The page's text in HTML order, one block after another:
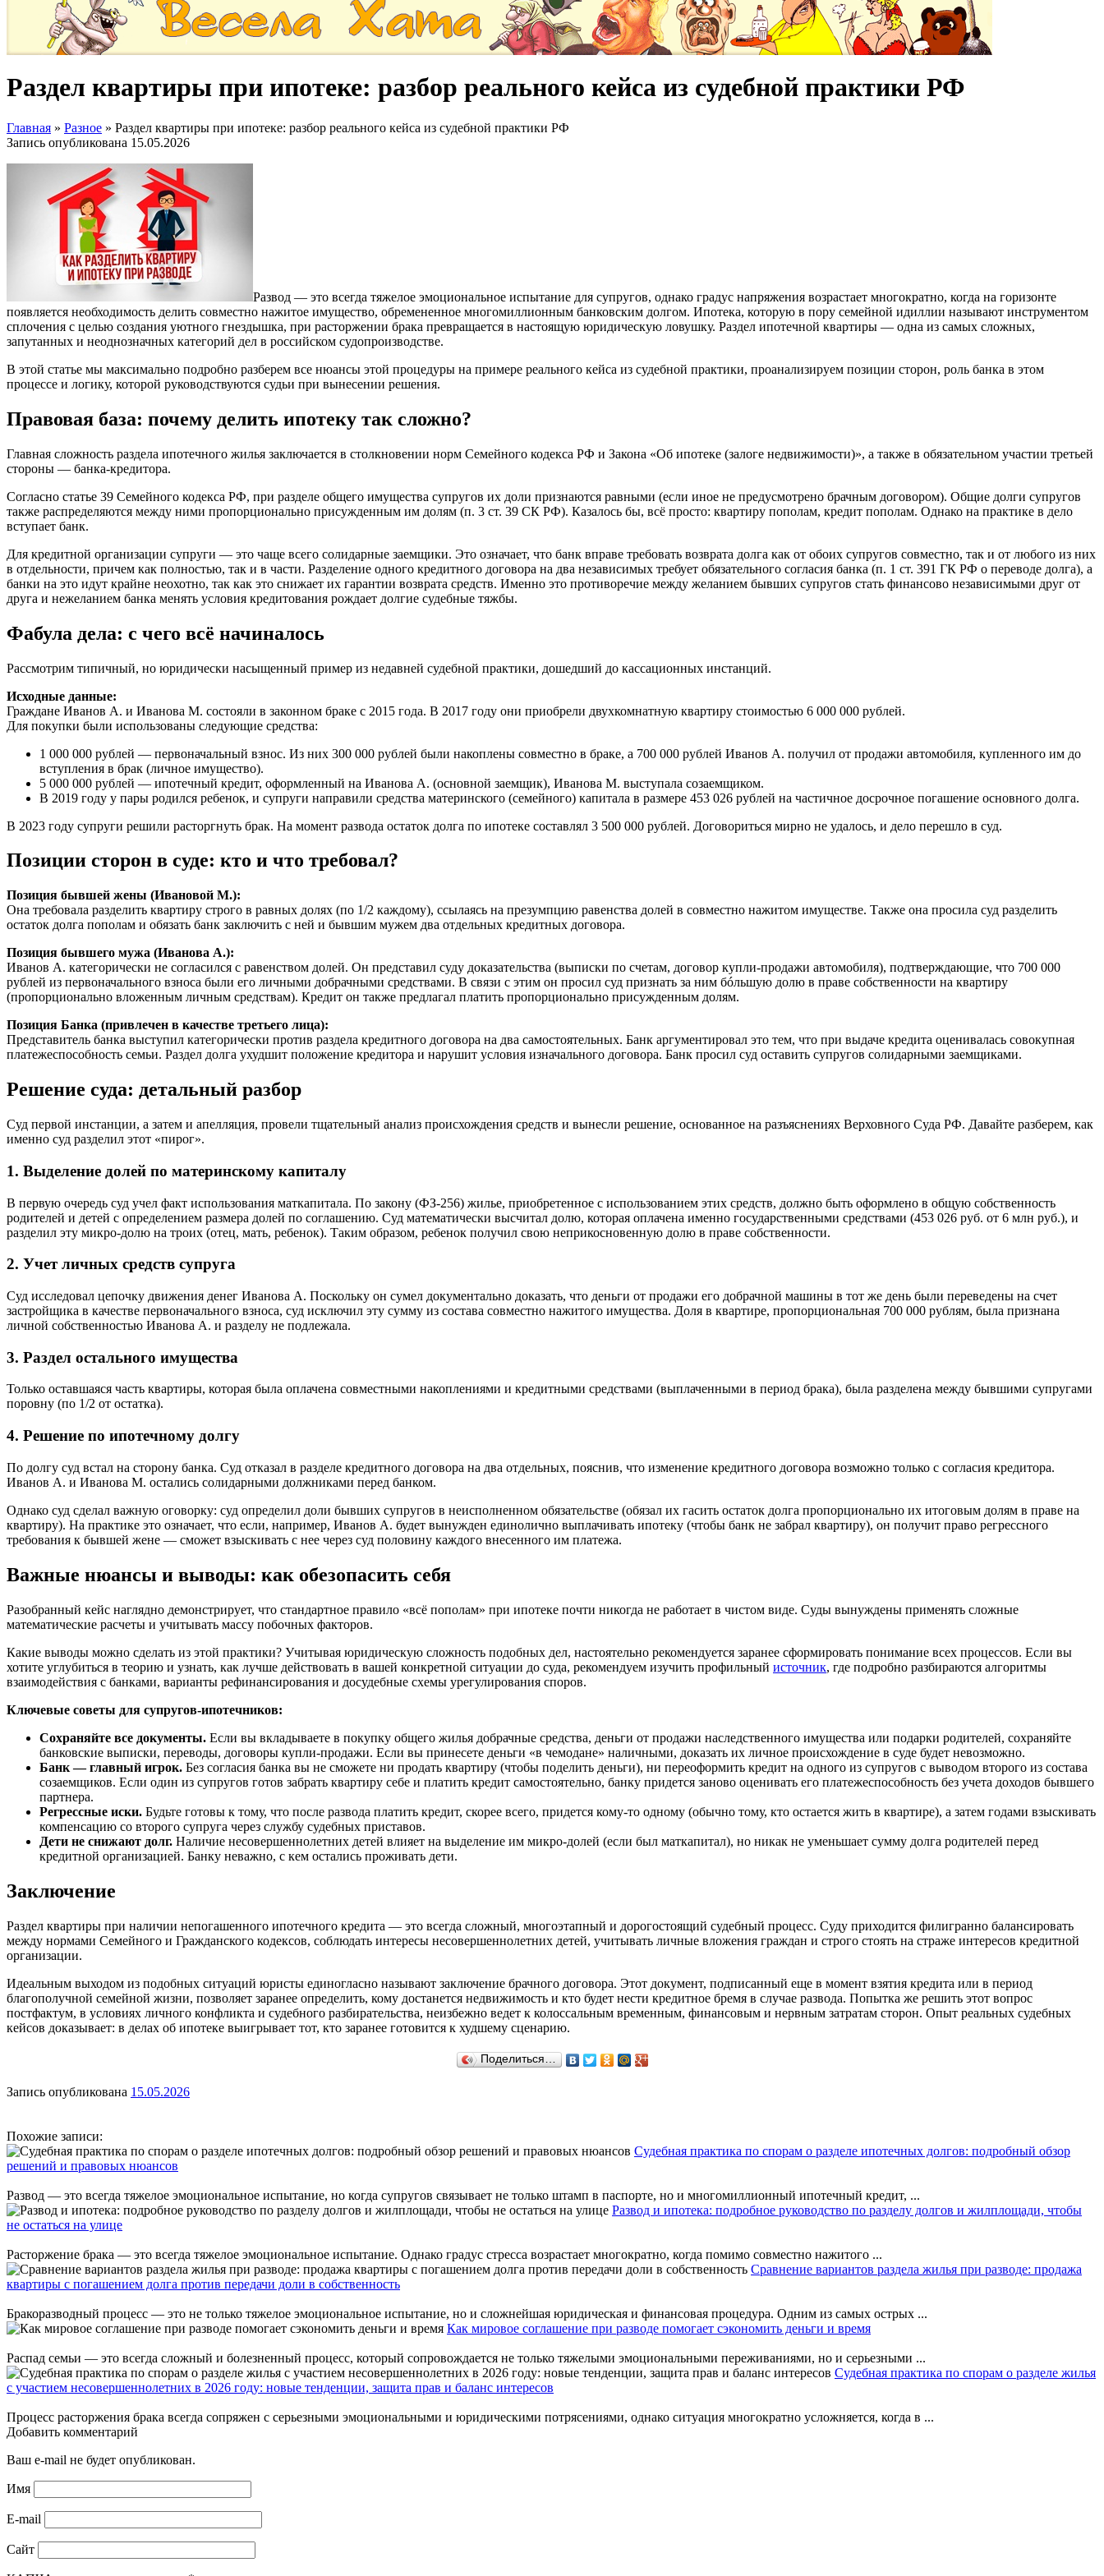
Раздел квартиры при ипотеке: разбор реального кейса из судебной практики РФ
Главная » Разное » Раздел квартиры при ипотеке: разбор реального кейса из судебной практики РФ
Запись опубликована 15.05.2026
Развод — это всегда тяжелое эмоциональное испытание для супругов, однако градус напряжения возрастает многократно, когда на горизонте
появляется необходимость делить совместно нажитое имущество, обремененное многомиллионным банковским долгом. Ипотека, которую в пору семейной идиллии называют инструментом
сплочения с целью создания уютного гнездышка, при расторжении брака превращается в настоящую юридическую ловушку. Раздел ипотечной квартиры — одна из самых сложных,
запутанных и неоднозначных категорий дел в российском судопроизводстве.
В этой статье мы максимально подробно разберем все нюансы этой процедуры на примере реального кейса из судебной практики, проанализируем позиции сторон, роль банка в этом
процессе и логику, которой руководствуются судьи при вынесении решения.
Правовая база: почему делить ипотеку так сложно?
Главная сложность раздела ипотечного жилья заключается в столкновении норм Семейного кодекса РФ и Закона «Об ипотеке (залоге недвижимости)», а также в обязательном участии третьей
стороны — банка-кредитора.
Согласно статье 39 Семейного кодекса РФ, при разделе общего имущества супругов их доли признаются равными (если иное не предусмотрено брачным договором). Общие долги супругов
также распределяются между ними пропорционально присужденным им долям (п. 3 ст. 39 СК РФ). Казалось бы, всё просто: квартиру пополам, кредит пополам. Однако на практике в дело
вступает банк.
Для кредитной организации супруги — это чаще всего солидарные заемщики. Это означает, что банк вправе требовать возврата долга как от обоих супругов совместно, так и от любого из них
в отдельности, причем как полностью, так и в части. Разделение одного кредитного договора на два независимых требует обязательного согласия банка (п. 1 ст. 391 ГК РФ о переводе долга), а
банки на это идут крайне неохотно, так как это снижает их гарантии возврата средств. Именно это противоречие между желанием бывших супругов стать финансово независимыми друг от
друга и нежеланием банка менять условия кредитования рождает долгие судебные тяжбы.
Фабула дела: с чего всё начиналось
Рассмотрим типичный, но юридически насыщенный пример из недавней судебной практики, дошедший до кассационных инстанций.
Исходные данные:
Граждане Иванов А. и Иванова М. состояли в законном браке с 2015 года. В 2017 году они приобрели двухкомнатную квартиру стоимостью 6 000 000 рублей.
Для покупки были использованы следующие средства:
1 000 000 рублей — первоначальный взнос. Из них 300 000 рублей были накоплены совместно в браке, а 700 000 рублей Иванов А. получил от продажи автомобиля, купленного им до
вступления в брак (личное имущество).
5 000 000 рублей — ипотечный кредит, оформленный на Иванова А. (основной заемщик), Иванова М. выступала созаемщиком.
В 2019 году у пары родился ребенок, и супруги направили средства материнского (семейного) капитала в размере 453 026 рублей на частичное досрочное погашение основного долга.
В 2023 году супруги решили расторгнуть брак. На момент развода остаток долга по ипотеке составлял 3 500 000 рублей. Договориться мирно не удалось, и дело перешло в суд.
Позиции сторон в суде: кто и что требовал?
Позиция бывшей жены (Ивановой М.):
Она требовала разделить квартиру строго в равных долях (по 1/2 каждому), ссылаясь на презумпцию равенства долей в совместно нажитом имуществе. Также она просила суд разделить
остаток долга пополам и обязать банк заключить с ней и бывшим мужем два отдельных кредитных договора.
Позиция бывшего мужа (Иванова А.):
Иванов А. категорически не согласился с равенством долей. Он представил суду доказательства (выписки по счетам, договор купли-продажи автомобиля), подтверждающие, что 700 000
рублей из первоначального взноса были его личными добрачными средствами. В связи с этим он просил суд признать за ним бóльшую долю в праве собственности на квартиру
(пропорционально вложенным личным средствам). Кредит он также предлагал платить пропорционально присужденным долям.
Позиция Банка (привлечен в качестве третьего лица):
Представитель банка выступил категорически против раздела кредитного договора на два самостоятельных. Банк аргументировал это тем, что при выдаче кредита оценивалась совокупная
платежеспособность семьи. Раздел долга ухудшит положение кредитора и нарушит условия изначального договора. Банк просил суд оставить супругов солидарными заемщиками.
Решение суда: детальный разбор
Суд первой инстанции, а затем и апелляция, провели тщательный анализ происхождения средств и вынесли решение, основанное на разъяснениях Верховного Суда РФ. Давайте разберем, как
именно суд разделил этот «пирог».
1. Выделение долей по материнскому капиталу
В первую очередь суд учел факт использования маткапитала. По закону (ФЗ-256) жилье, приобретенное с использованием этих средств, должно быть оформлено в общую собственность
родителей и детей с определением размера долей по соглашению. Суд математически высчитал долю, которая оплачена именно государственными средствами (453 026 руб. от 6 млн руб.), и
разделил эту микро-долю на троих (отец, мать, ребенок). Таким образом, ребенок получил свою неприкосновенную долю в праве собственности.
2. Учет личных средств супруга
Суд исследовал цепочку движения денег Иванова А. Поскольку он сумел документально доказать, что деньги от продажи его добрачной машины в тот же день были переведены на счет
застройщика в качестве первоначального взноса, суд исключил эту сумму из состава совместно нажитого имущества. Доля в квартире, пропорциональная 700 000 рублям, была признана
личной собственностью Иванова А. и разделу не подлежала.
3. Раздел остального имущества
Только оставшаяся часть квартиры, которая была оплачена совместными накоплениями и кредитными средствами (выплаченными в период брака), была разделена между бывшими супругами
поровну (по 1/2 от остатка).
4. Решение по ипотечному долгу
По долгу суд встал на сторону банка. Суд отказал в разделе кредитного договора на два отдельных, пояснив, что изменение кредитного договора возможно только с согласия кредитора.
Иванов А. и Иванова М. остались солидарными должниками перед банком.
Однако суд сделал важную оговорку: суд определил доли бывших супругов в неисполненном обязательстве (обязал их гасить остаток долга пропорционально их итоговым долям в праве на
квартиру). На практике это означает, что если, например, Иванов А. будет вынужден единолично выплачивать ипотеку (чтобы банк не забрал квартиру), он получит право регрессного
требования к бывшей жене — сможет взыскивать с нее через суд половину каждого внесенного им платежа.
Важные нюансы и выводы: как обезопасить себя
Разобранный кейс наглядно демонстрирует, что стандартное правило «всё пополам» при ипотеке почти никогда не работает в чистом виде. Суды вынуждены применять сложные
математические расчеты и учитывать массу побочных факторов.
Какие выводы можно сделать из этой практики? Учитывая юридическую сложность подобных дел, настоятельно рекомендуется заранее сформировать понимание всех процессов. Если вы
хотите углубиться в теорию и узнать, как лучше действовать в вашей конкретной ситуации до суда, рекомендуем изучить профильный источник, где подробно разбираются алгоритмы
взаимодействия с банками, варианты рефинансирования и досудебные схемы урегулирования споров.
Ключевые советы для супругов-ипотечников:
Сохраняйте все документы. Если вы вкладываете в покупку общего жилья добрачные средства, деньги от продажи наследственного имущества или подарки родителей, сохраняйте
банковские выписки, переводы, договоры купли-продажи. Если вы принесете деньги «в чемодане» наличными, доказать их личное происхождение в суде будет невозможно.
Банк — главный игрок. Без согласия банка вы не сможете ни продать квартиру (чтобы поделить деньги), ни переоформить кредит на одного из супругов с выводом второго из состава
созаемщиков. Если один из супругов готов забрать квартиру себе и платить кредит самостоятельно, банку придется заново оценивать его платежеспособность без учета доходов бывшего
партнера.
Регрессные иски. Будьте готовы к тому, что после развода платить кредит, скорее всего, придется кому-то одному (обычно тому, кто остается жить в квартире), а затем годами взыскивать
компенсацию со второго супруга через службу судебных приставов.
Дети не снижают долг. Наличие несовершеннолетних детей влияет на выделение им микро-долей (если был маткапитал), но никак не уменьшает сумму долга родителей перед
кредитной организацией. Банку неважно, с кем остались проживать дети.
Заключение
Раздел квартиры при наличии непогашенного ипотечного кредита — это всегда сложный, многоэтапный и дорогостоящий судебный процесс. Суду приходится филигранно балансировать
между нормами Семейного и Гражданского кодексов, соблюдать интересы несовершеннолетних детей, учитывать личные вложения граждан и строго стоять на страже интересов кредитной
организации.
Идеальным выходом из подобных ситуаций юристы единогласно называют заключение брачного договора. Этот документ, подписанный еще в момент взятия кредита или в период
благополучной семейной жизни, позволяет заранее определить, кому достанется недвижимость и кто будет нести кредитное бремя в случае развода. Попытка же решить этот вопрос
постфактум, в условиях личного конфликта и судебного разбирательства, неизбежно ведет к колоссальным временным, финансовым и нервным затратам сторон. Опыт реальных судебных
кейсов доказывает: в делах об ипотеке выигрывает тот, кто заранее готовится к худшему сценарию.
Поделиться…
Запись опубликована 15.05.2026
Похожие записи:
Судебная практика по спорам о разделе ипотечных долгов: подробный обзор
решений и правовых нюансов
Развод — это всегда тяжелое эмоциональное испытание, но когда супругов связывает не только штамп в паспорте, но и многомиллионный ипотечный кредит, ...
Развод и ипотека: подробное руководство по разделу долгов и жилплощади, чтобы
не остаться на улице
Расторжение брака — это всегда тяжелое эмоциональное испытание. Однако градус стресса возрастает многократно, когда помимо совместно нажитого ...
Сравнение вариантов раздела жилья при разводе: продажа
квартиры с погашением долга против передачи доли в собственность
Бракоразводный процесс — это не только тяжелое эмоциональное испытание, но и сложнейшая юридическая и финансовая процедура. Одним из самых острых ...
Как мировое соглашение при разводе помогает сэкономить деньги и время
Распад семьи — это всегда сложный и болезненный процесс, который сопровождается не только тяжелыми эмоциональными переживаниями, но и серьезными ...
Судебная практика по спорам о разделе жилья
с участием несовершеннолетних в 2026 году: новые тенденции, защита прав и баланс интересов
Процесс расторжения брака всегда сопряжен с серьезными эмоциональными и юридическими потрясениями, однако ситуация многократно усложняется, когда в ...
Добавить комментарий
Ваш e-mail не будет опубликован.
Имя
E-mail
Сайт